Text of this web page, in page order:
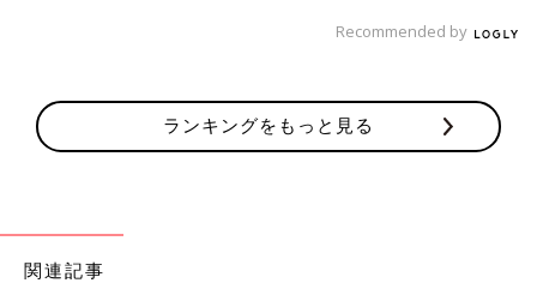
たゆるい漫画を描いています。
Twitter
@kodamanaco
ちら
Recommended by
ランキングをもっと見る
関連記事